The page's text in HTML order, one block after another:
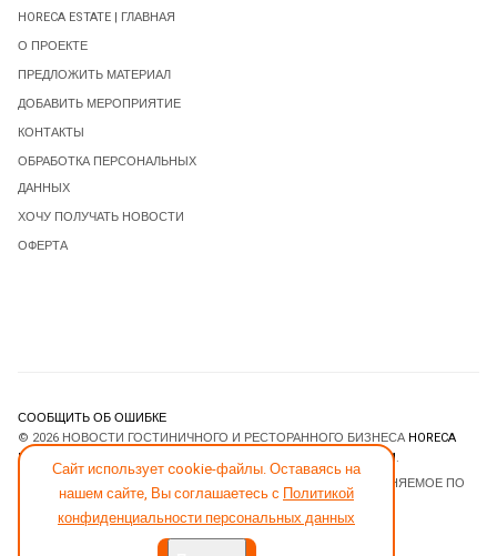
Сайт использует cookie-файлы. Оставаясь на
нашем сайте, Вы соглашаетесь с Политикой
конфиденциальности персональных данных
HORECA ESTATE | ГЛАВНАЯ
О ПРОЕКТЕ
ПРЕДЛОЖИТЬ МАТЕРИАЛ
ДОБАВИТЬ МЕРОПРИЯТИЕ
КОНТАКТЫ
ОБРАБОТКА ПЕРСОНАЛЬНЫХ
ДАННЫХ
ХОЧУ ПОЛУЧАТЬ НОВОСТИ
ОФЕРТА
СООБЩИТЬ ОБ ОШИБКЕ
© 2026 НОВОСТИ ГОСТИНИЧНОГО И РЕСТОРАННОГО БИЗНЕСА HORECA
ESTATE
JOOMLART.COM.
- ПРОГРАММНОЕ ОБЕСПЕЧЕНИЕ, РАСПРОСТРАНЯЕМОЕ ПО
ЛИЦЕНЗИИGNU GENERAL PUBLIC LICENSE